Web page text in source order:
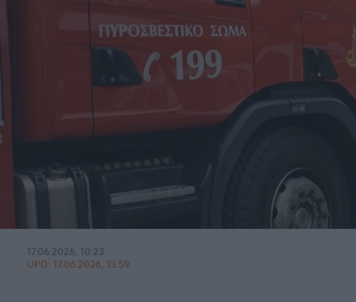
17.06.2026, 10:23
UPD: 17.06.2026, 13:59